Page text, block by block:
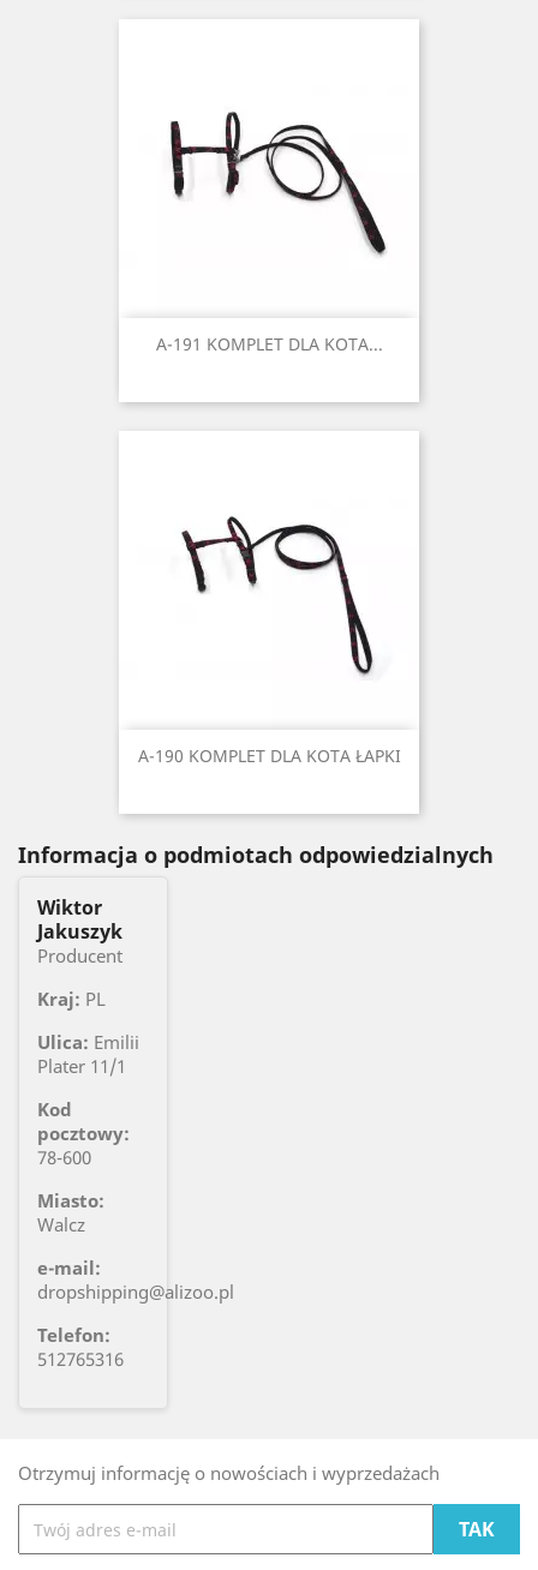
A-191 KOMPLET DLA KOTA...
A-190 KOMPLET DLA KOTA ŁAPKI
Informacja o podmiotach odpowiedzialnych
Wiktor
Jakuszyk
Producent
Kraj: PL
Ulica: Emilii
Plater 11/1
Kod
pocztowy:
78-600
Miasto:
Walcz
e-mail:
dropshipping@alizoo.pl
Telefon:
512765316
Otrzymuj informację o nowościach i wyprzedażach